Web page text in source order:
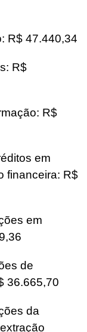
R$ 47.440,34
R$
R$
em
financeira: R$
em
de
36.665,70
da